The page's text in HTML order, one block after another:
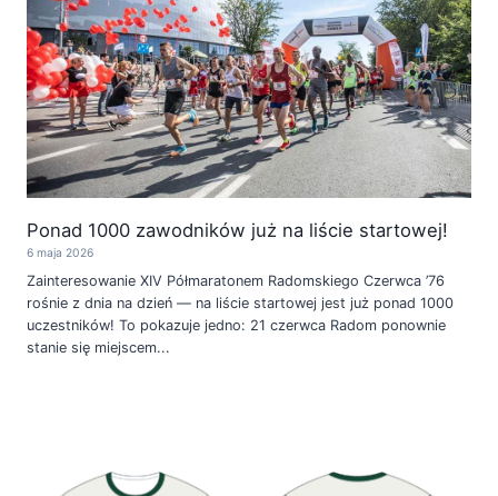
Ponad 1000 zawodników już na liście startowej!
6 maja 2026
Zainteresowanie XIV Półmaratonem Radomskiego Czerwca ’76
rośnie z dnia na dzień — na liście startowej jest już ponad 1000
uczestników! To pokazuje jedno: 21 czerwca Radom ponownie
stanie się miejscem...